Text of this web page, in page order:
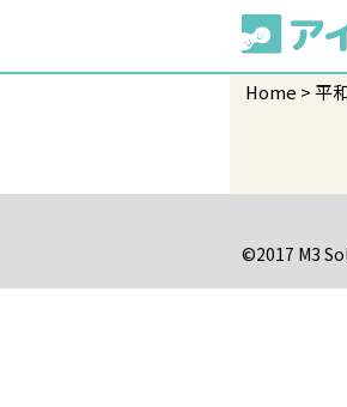
Home 平
©2017 M3